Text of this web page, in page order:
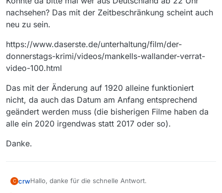
nachsehen? Das mit der Zeitbeschränkung scheint auch
neu zu sein.
https://www.daserste.de/unterhaltung/film/der-
donnerstags-krimi/videos/mankells-wallander-verrat-
video-100.html
Das mit der Änderung auf 1920 alleine funktioniert
nicht, da auch das Datum am Anfang entsprechend
geändert werden muss (die bisherigen Filme haben da
alle ein 2020 irgendwas statt 2017 oder so).
Danke.
C crwHallo, danke für die schnelle Antwort.